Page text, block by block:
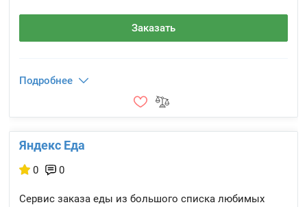
Заказать
Подробнее
Яндекс Еда
0 0
Сервис заказа еды из большого списка любимых